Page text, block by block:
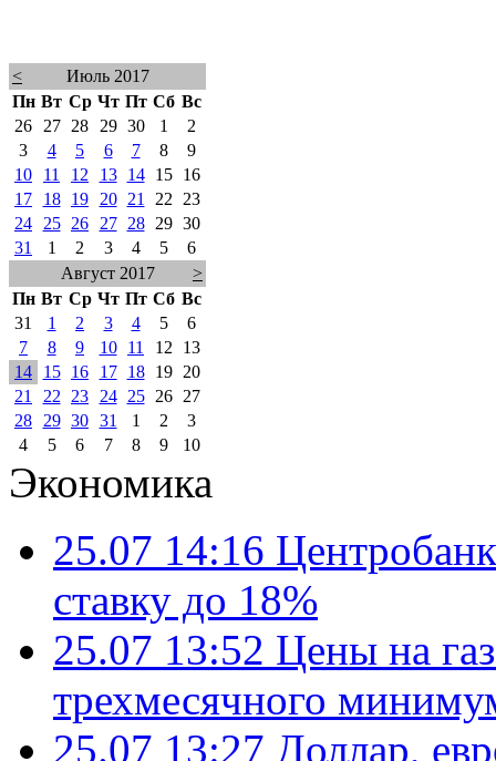
<
Июль 2017
Пн Вт Ср Чт Пт Сб Вс
26
27 28 29 30 1
2
3
4 5 6 7 8
9
10
11 12 13 14 15
16
17
18 19 20 21 22
23
24
25 26 27 28 29 30
31
1 2 3 4 5
6
Август 2017
>
Пн Вт Ср Чт Пт Сб Вс
31
1 2 3 4 5
6
7
8 9 10 11 12
13
14
15 16 17 18 19
20
21
22 23 24 25 26
27
28
29 30 31 1 2
3
4
5 6 7 8 9 10
Экономика
25.07 14:16
ставку до 18%
25.07 13:52 Цены на
трехмесячного
25.07 13:27 Доллар,